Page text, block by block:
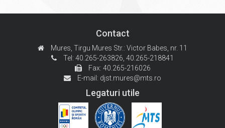
Contact
Mures, Tirgu Mures Str.: Victor Babes, nr. 11
Tel: 40.265-263826, 40.265-218841
Fax: 40.265-216026
E-mail: djst.mures@mts.ro
Legaturi utile